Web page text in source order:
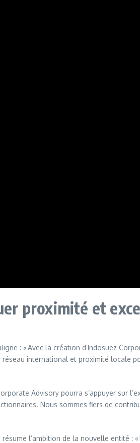
proximité et
: « Avec la création d’Indosuez
international et proximité locale
Advisory pourra s’appuyer sur
Nous sommes fiers de
résume l’ambition de la nouvelle entité :